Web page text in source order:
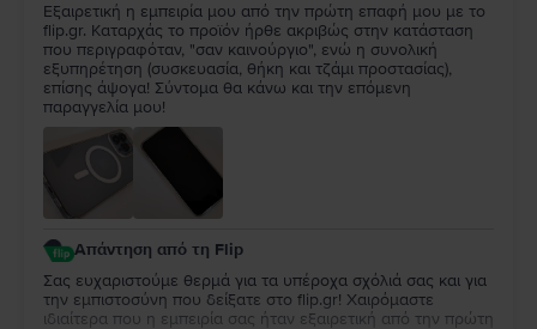
Εξαιρετική η εμπειρία μου από την πρώτη επαφή μου με το
flip.gr. Καταρχάς το προϊόν ήρθε ακριβώς στην κατάσταση
που περιγραφόταν, "σαν καινούργιο", ενώ η συνολική
εξυπηρέτηση (συσκευασία, θήκη και τζάμι προστασίας),
επίσης άψογα! Σύντομα θα κάνω και την επόμενη
παραγγελία μου!
Απάντηση από τη Flip
Σας ευχαριστούμε θερμά για τα υπέροχα σχόλιά σας και για
την εμπιστοσύνη που δείξατε στο flip.gr! Χαιρόμαστε
ιδιαίτερα που η εμπειρία σας ήταν εξαιρετική από την πρώτη